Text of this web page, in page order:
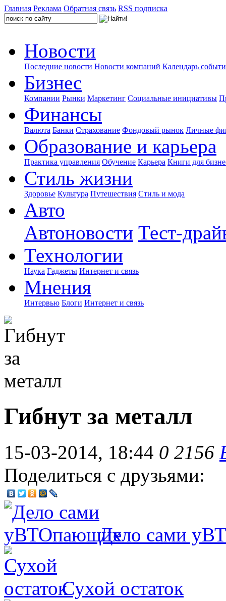
Главная Реклама Обратная связь RSS подписка
Новости
Последние новости Новости компаний Календарь
Бизнес
Компании Рынки Маркетинг Социальные инициативы
Финансы
Валюта Банки Страхование Фондовый рынок Личные
Образование и карьера
Практика управления Обучение Карьера Книги для
Стиль жизни
Здоровье Культура Путешествия Стиль и мода
Авто
Автоновости Тест-
Технологии
Наука Гаджеты Интернет и связь
Мнения
Интервью Блоги Интернет и связь
Гибнут за металл
15-03-2014, 18:44 0 2156
Поделиться с друзьями:
Дело сами
Сухой остаток